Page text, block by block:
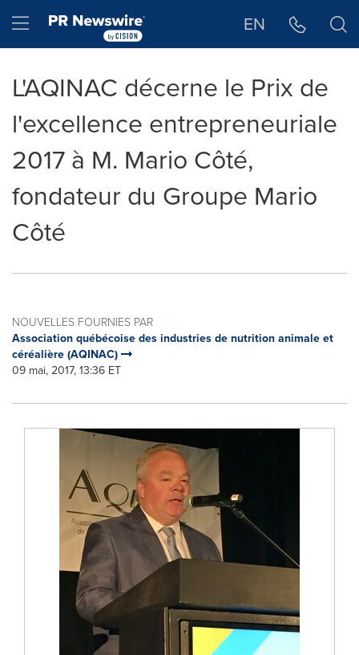
Hamburger menu EN
L'AQINAC décerne le Prix de
l'excellence entrepreneuriale
2017 à M. Mario Côté,
fondateur du Groupe Mario
Côté
NOUVELLES FOURNIES PAR
Association québécoise des industries de nutrition animale et
céréalière (AQINAC)
09 mai, 2017, 13:36 ET